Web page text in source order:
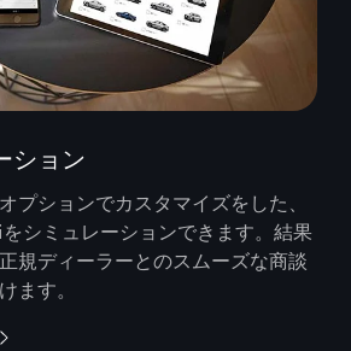
ション
プションでカスタマイズをした、
シミュレーションできます。結果
規ディーラーとのスムーズな商談
ます。